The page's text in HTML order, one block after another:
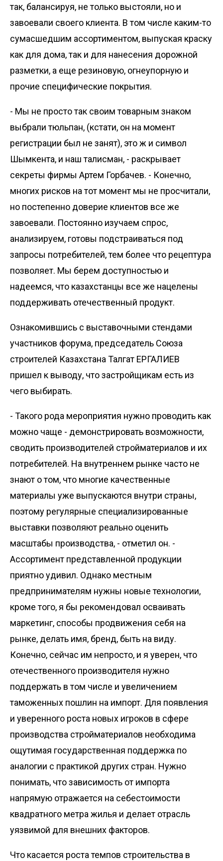
так, балансируя, не только выстояли, но и
завоевали своего клиента. В том числе каким-то
сумасшедшим ассортиментом, выпуская краску
как для дома, так и для нанесения дорожной
разметки, а еще резиновую, огнеупорную и
прочие специфические покрытия.
- Мы не просто так своим товарным знаком
выбрали тюльпан, (кстати, он на момент
регистрации был не занят), это ж и символ
Шымкента, и наш талисман, - раскрывает
секреты фирмы Артем Горбачев. - Конечно,
многих рисков на тот момент мы не просчитали,
но постепенно доверие клиентов все же
завоевали. Постоянно изучаем спрос,
анализируем, готовы подстраиваться под
запросы потребителей, тем более что рецептура
позволяет. Мы берем доступностью и
надеемся, что казахстанцы все же нацелены
поддерживать отечественный продукт.
Ознакомившись с выставочными стендами
участников форума, председатель Союза
строителей Казахстана Талгат ЕРГАЛИЕВ
пришел к выводу, что застройщикам есть из
чего выбирать.
- Такого рода мероприятия нужно проводить как
можно чаще - демонстрировать возможности,
сводить производителей стройматериалов и их
потребителей. На внутреннем рынке часто не
знают о том, что многие качественные
материалы уже выпускаются внутри страны,
поэтому регулярные специализированные
выставки позволяют реально оценить
масштабы производства, - отметил он. -
Ассортимент представленной продукции
приятно удивил. Однако местным
предпринимателям нужны новые технологии,
кроме того, я бы рекомендовал осваивать
маркетинг, способы продвижения себя на
рынке, делать имя, бренд, быть на виду.
Конечно, сейчас им непросто, и я уверен, что
отечественного производителя нужно
поддержать в том числе и увеличением
таможенных пошлин на импорт. Для появления
и уверенного роста новых игроков в сфере
производства стройматериалов необходима
ощутимая государственная поддержка по
аналогии с практикой других стран. Нужно
понимать, что зависимость от импорта
напрямую отражается на себестоимости
квадратного метра жилья и делает отрасль
уязвимой для внешних факторов.
Что касается роста темпов строительства в